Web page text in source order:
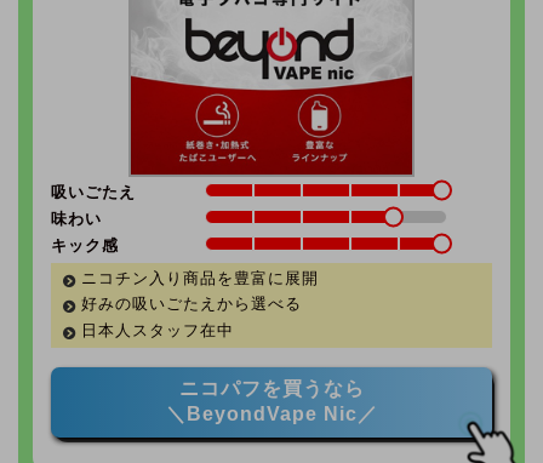
吸いごたえ
味わい
キック感
ニコチン入り商品を豊富に展開
好みの吸いごたえから選べる
日本人スタッフ在中
ニコパフを買うなら
＼BeyondVape Nic／